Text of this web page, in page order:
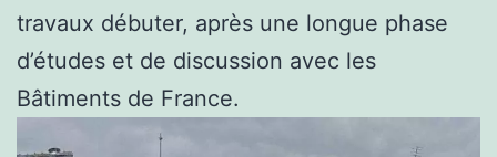
travaux débuter, après une longue phase
d’études et de discussion avec les
Bâtiments de France.